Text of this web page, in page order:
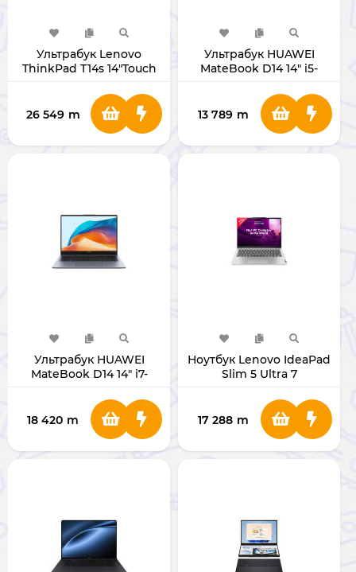
Ультрабук Lenovo
ThinkPad T14s 14"Touch
16GB/SSD 1TB
21R3000WUS
26 549 m
Ультрабук HUAWEI
MateBook D14 14" i5-
512GB MDF-WX
13 789 m
Ультрабук HUAWEI
MateBook D14 14" i7-
MDG-WX
18 420 m
Ноутбук Lenovo IdeaPad
Slim 5 Ultra 7
17 288 m